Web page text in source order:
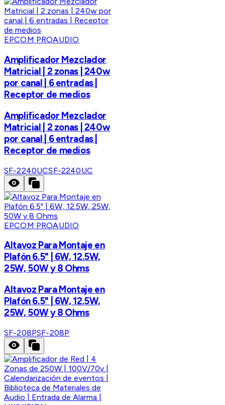
EPCOM PROAUDIO
Amplificador Mezclador
Matricial | 2 zonas | 240w
por canal | 6 entradas |
Receptor de medios
Amplificador Mezclador
Matricial | 2 zonas | 240w
por canal | 6 entradas |
Receptor de medios
SF-2240UCSF-2240UC
EPCOM PROAUDIO
Altavoz Para Montaje en
Plafón 6.5" | 6W, 12.5W,
25W, 50W y 8 Ohms
Altavoz Para Montaje en
Plafón 6.5" | 6W, 12.5W,
25W, 50W y 8 Ohms
SF-208PSF-208P